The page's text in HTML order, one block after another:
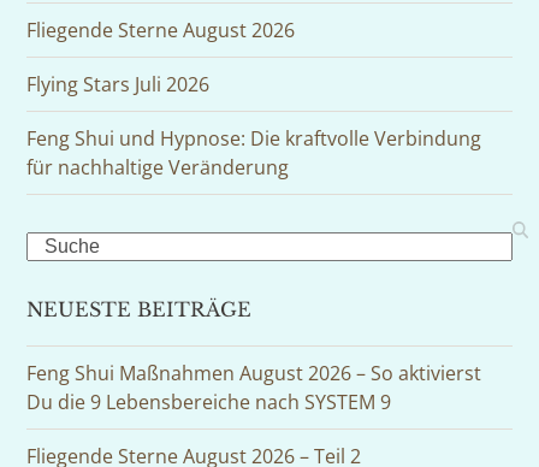
Fliegende Sterne August 2026
Flying Stars Juli 2026
Feng Shui und Hypnose: Die kraftvolle Verbindung
für nachhaltige Veränderung
Search
NEUESTE BEITRÄGE
Feng Shui Maßnahmen August 2026 – So aktivierst
Du die 9 Lebensbereiche nach SYSTEM 9
Fliegende Sterne August 2026 – Teil 2